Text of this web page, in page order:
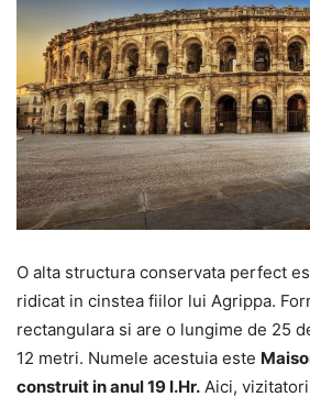
O alta structura conservata perfect
ridicat in cinstea fiilor lui Agrippa.
rectangulara si are o lungime de 25
12 metri. Numele acestuia este
construit in anul 19 I.Hr. Aici,